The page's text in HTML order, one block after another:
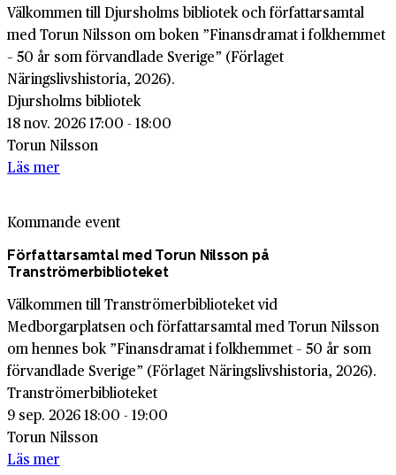
Välkommen till Djursholms bibliotek och författarsamtal
med Torun Nilsson om boken ”Finansdramat i folkhemmet
– 50 år som förvandlade Sverige” (Förlaget
Näringslivshistoria, 2026).
Djursholms bibliotek
18 nov. 2026 17:00 - 18:00
Torun Nilsson
Läs mer
Kommande event
Författarsamtal med Torun Nilsson på
Tranströmerbiblioteket
Välkommen till Tranströmerbiblioteket vid
Medborgarplatsen och författarsamtal med Torun Nilsson
om hennes bok ”Finansdramat i folkhemmet – 50 år som
förvandlade Sverige” (Förlaget Näringslivshistoria, 2026).
Tranströmerbiblioteket
9 sep. 2026 18:00 - 19:00
Torun Nilsson
Läs mer